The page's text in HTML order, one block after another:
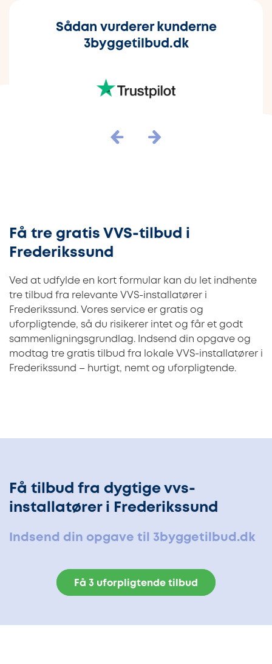
Sådan vurderer kunderne
3byggetilbud.dk
Få tre gratis VVS-tilbud i
Frederikssund
Ved at udfylde en kort formular kan du let indhente
tre tilbud fra relevante VVS-installatører i
Frederikssund. Vores service er gratis og
uforpligtende, så du risikerer intet og får et godt
sammenligningsgrundlag. Indsend din opgave og
modtag tre gratis tilbud fra lokale VVS-installatører i
Frederikssund – hurtigt, nemt og uforpligtende.
Få tilbud fra dygtige vvs-
installatører i Frederikssund
Indsend din opgave til 3byggetilbud.dk
Få 3 uforpligtende tilbud